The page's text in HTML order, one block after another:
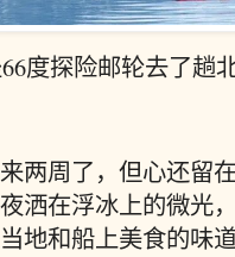
度探险邮轮去了趟
两周了， 但心还留
洒在浮冰上的微光
地和船上美食的味